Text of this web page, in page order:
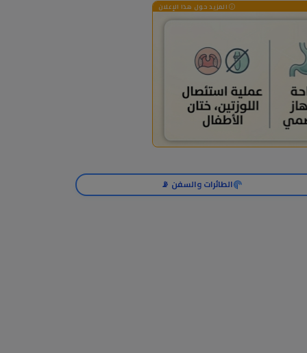
المزيد حول هذا الإعلان
الطائرات والسفن 📡